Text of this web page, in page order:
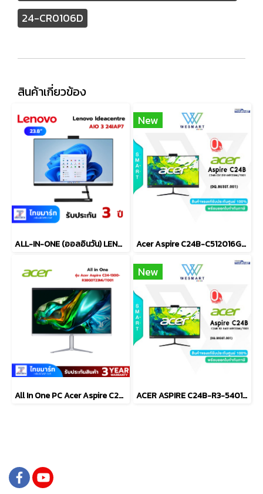
24-CR0106D
สินค้าเกี่ยวข้อง
ALL-IN-ONE (ออลอินวัน) LENOVO IDEACENTRE AIO3 24IAP7-F0GH0029TA
New
Acer Aspire C24B-C512016GT23Mi/T001 (DQ.BU3ST.001)
All In One PC Acer Aspire C24-1300-R38G0T23Mi/T001 (DQ.BKRST.001)
New
ACER ASPIRE C24B-R3-54016GT23MI/T001(DQ.BXGST.001)